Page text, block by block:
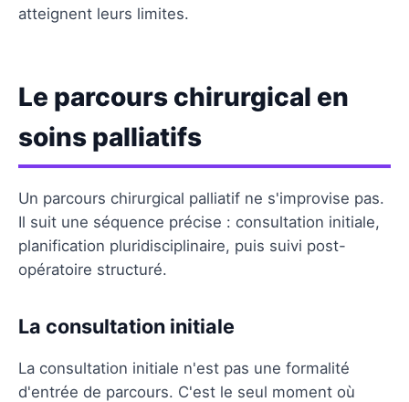
atteignent leurs limites.
Le parcours chirurgical en
soins palliatifs
Un parcours chirurgical palliatif ne s'improvise pas.
Il suit une séquence précise : consultation initiale,
planification pluridisciplinaire, puis suivi post-
opératoire structuré.
La consultation initiale
La consultation initiale n'est pas une formalité
d'entrée de parcours. C'est le seul moment où